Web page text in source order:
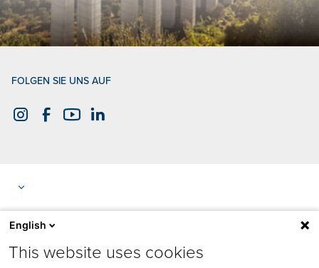
FOLGEN SIE UNS AUF
English
This website uses cookies